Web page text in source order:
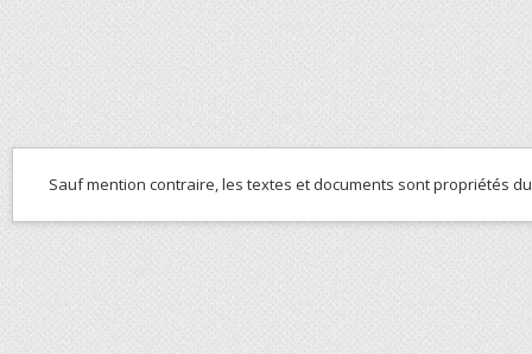
Sauf mention contraire, les textes et documents sont propriétés